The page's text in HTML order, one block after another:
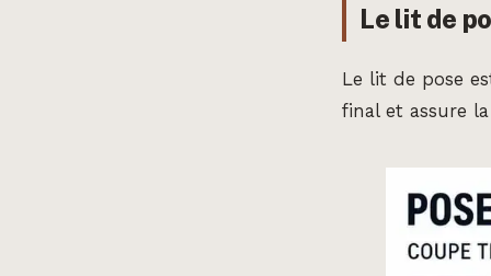
Le lit de
Le lit de pose
final et assure la